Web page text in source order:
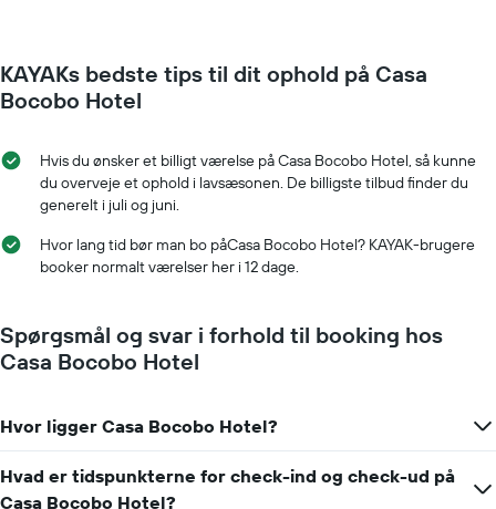
for
et
værelse
opholdet
nærmer
har
x-
der
viser
dage
før
opholdet
1
y-
akse,
der
KAYAKs bedste tips til dit ophold på Casa
Bocobo Hotel
Hvis du ønsker et billigt værelse på Casa Bocobo Hotel, så kunne
du overveje et ophold i lavsæsonen. De billigste tilbud finder du
generelt i juli og juni.
Hvor lang tid bør man bo påCasa Bocobo Hotel? KAYAK-brugere
booker normalt værelser her i 12 dage.
Spørgsmål og svar i forhold til booking hos
Casa Bocobo Hotel
Hvor ligger Casa Bocobo Hotel?
Hvad er tidspunkterne for check-ind og check-ud på
Casa Bocobo Hotel?